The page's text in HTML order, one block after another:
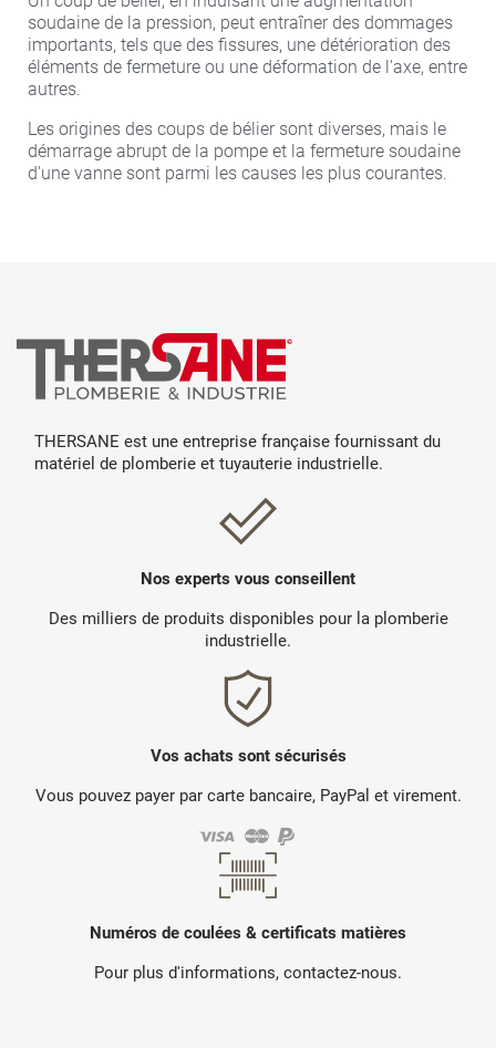
soudaine de la pression, peut entraîner des dommages
importants, tels que des fissures, une détérioration des
éléments de fermeture ou une déformation de l'axe, entre
autres.
Les origines des coups de bélier sont diverses, mais le
démarrage abrupt de la pompe et la fermeture soudaine
d'une vanne sont parmi les causes les plus courantes.
THERSANE est une entreprise française fournissant du
matériel de plomberie et tuyauterie industrielle.
Nos experts vous conseillent
Des milliers de produits disponibles pour la plomberie
industrielle.
Vos achats sont sécurisés
Vous pouvez payer par carte bancaire, PayPal et virement.
Numéros de coulées & certificats matières
Pour plus d'informations, contactez-nous.